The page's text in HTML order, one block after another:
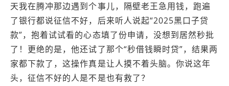
天我在腾冲那边遇到个事儿，隔壁老王急用钱，跑遍
了银行都说征信不好，后来听人说起“2025黑口子贷
款”，抱着试试看的心态填了份申请，没想到居然秒批
了！更绝的是，他还试了那个“秒借钱瞬时贷”，结果两
家都下款了，这操作真是让人摸不着头脑。你说这年
头，征信不好的人是不是也有救了？